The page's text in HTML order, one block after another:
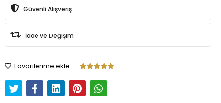
Güvenli Alışveriş
İade ve Değişim
Favorilerime ekle